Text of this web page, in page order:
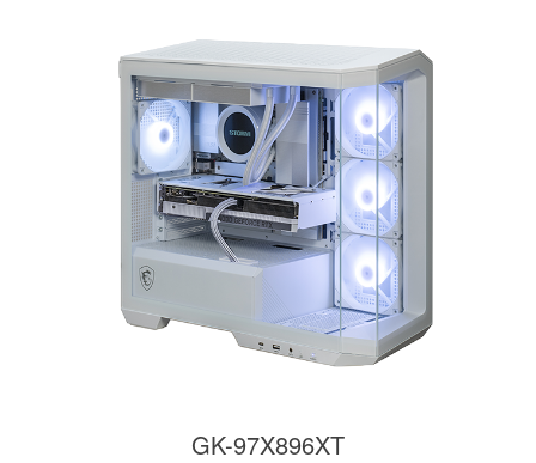
GK-97X896XT